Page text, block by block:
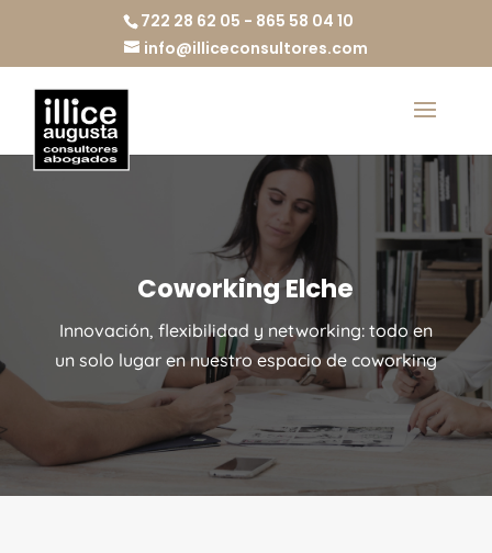
722 28 62 05 - 865 58 04 10
info@illiceconsultores.com
Coworking Elche
Innovación, flexibilidad y networking: todo en
un solo lugar en nuestro espacio de coworking